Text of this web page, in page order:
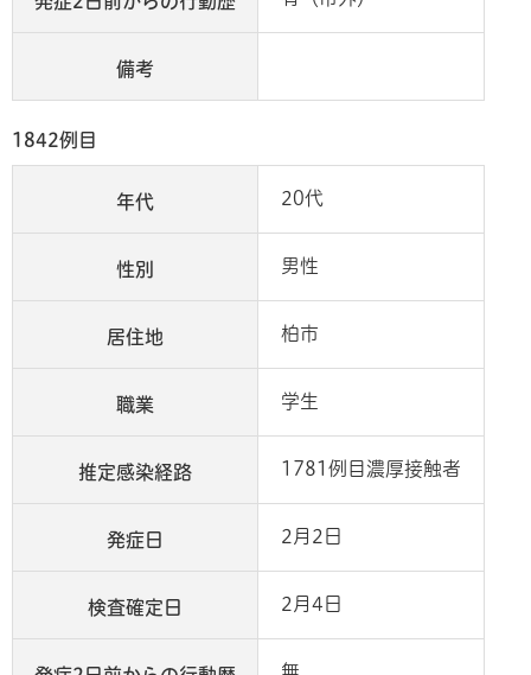
備考
1842例目
年代 20代
性別 男性
居住地 柏市
職業 学生
推定感染経路 1781例目濃厚接触者
発症日 2月2日
検査確定日 2月4日